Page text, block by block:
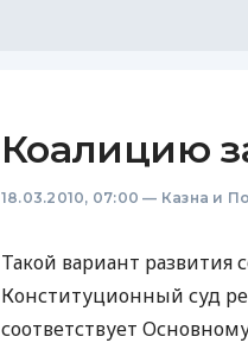
Коалицию
18.03.2010, 07:00 — Казна и
Такой вариант развития
Конституционный суд
соответствует